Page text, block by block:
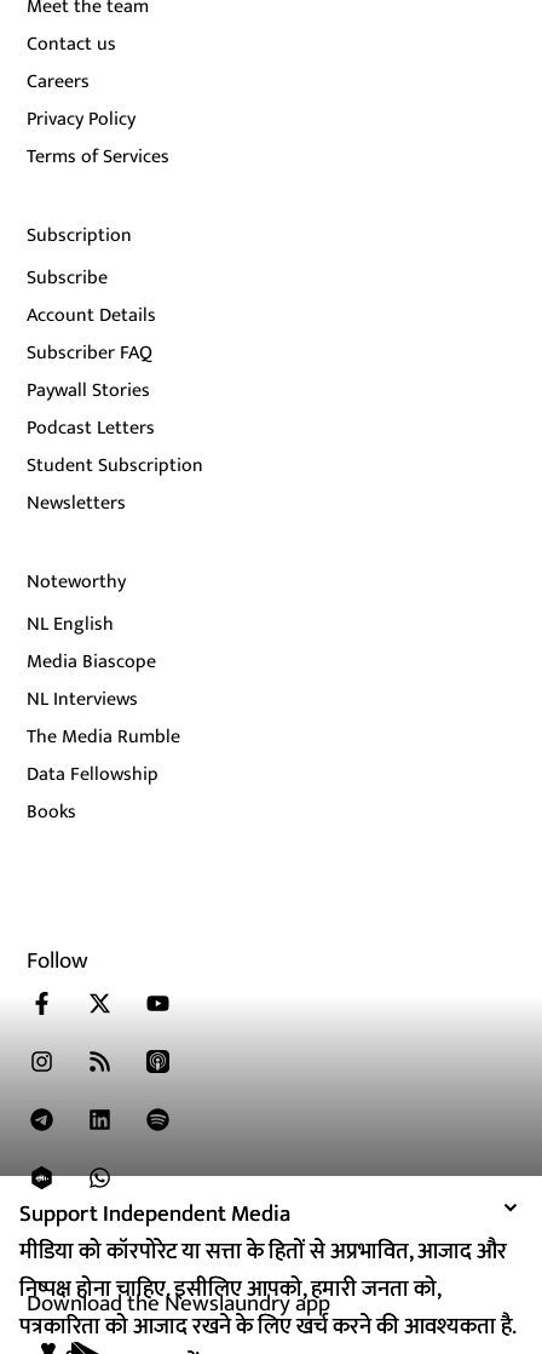
Support Independent Media
मीडिया को कॉरपोरेट या सत्ता के हितों से अप्रभावित, आजाद और
निष्पक्ष होना चाहिए. इसीलिए आपको, हमारी जनता को,
पत्रकारिता को आजाद रखने के लिए खर्च करने की आवश्यकता है.
Support Independent Media
मीडिया को कॉरपोरेट या सत्ता के हितों से अप्रभावित, आजाद और
निष्पक्ष होना चाहिए. इसीलिए आपको, हमारी जनता को,
पत्रकारिता को आजाद रखने के लिए खर्च करने की आवश्यकता है.
Contact us
Careers
Privacy Policy
Terms of Services
Subscription
Subscribe
Account Details
Subscriber FAQ
Paywall Stories
Podcast Letters
Student Subscription
Newsletters
Noteworthy
NL English
Media Biascope
NL Interviews
The Media Rumble
Data Fellowship
Books
Follow
Download the Newslaundry app